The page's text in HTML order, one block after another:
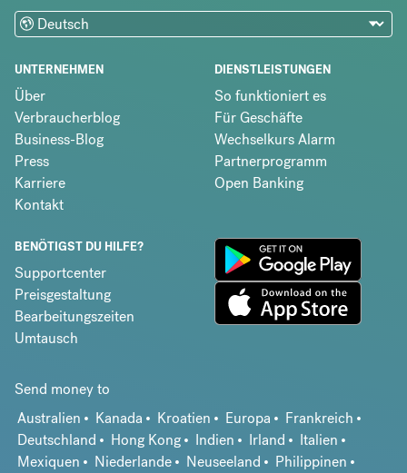
UNTERNEHMEN
Über
Verbraucherblog
Business-Blog
Press
Karriere
Kontakt
DIENSTLEISTUNGEN
So funktioniert es
Für Geschäfte
Wechselkurs Alarm
Partnerprogramm
Open Banking
BENÖTIGST DU HILFE?
Supportcenter
Preisgestaltung
Bearbeitungszeiten
Umtausch
Send money to
Australien
Kanada Kroatien Europa
Frankreich
Deutschland
Hong Kong Indien Irland
Italien
Mexiquen
Niederlande Neuseeland
Philippinen